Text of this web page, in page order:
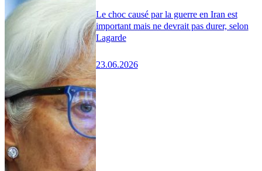
Le choc causé par la guerre en Iran est
important mais ne devrait pas durer, selon
Lagarde
23.06.2026